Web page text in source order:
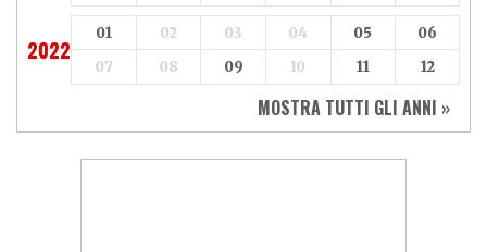
2022
01 02 03 04 05
06
07
08 09 10 11 12
MOSTRA TUTTI GLI ANNI »